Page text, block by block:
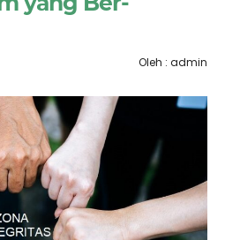
Oleh : admin